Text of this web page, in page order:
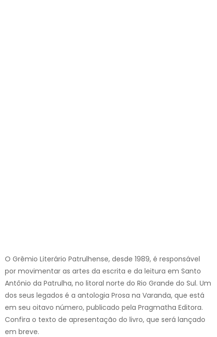
O Grêmio Literário Patrulhense, desde 1989, é responsável
por movimentar as artes da escrita e da leitura em Santo
Antônio da Patrulha, no litoral norte do Rio Grande do Sul. Um
dos seus legados é a antologia Prosa na Varanda, que está
em seu oitavo número, publicado pela Pragmatha Editora.
Confira o texto de apresentação do livro, que será lançado
em breve.